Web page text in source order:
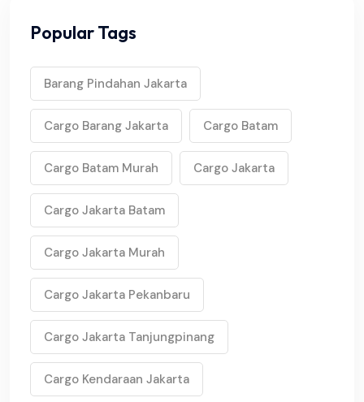
Popular Tags
Barang Pindahan Jakarta
Cargo Barang Jakarta Cargo Batam
Cargo Batam Murah Cargo Jakarta
Cargo Jakarta Batam
Cargo Jakarta Murah
Cargo Jakarta Pekanbaru
Cargo Jakarta Tanjungpinang
Cargo Kendaraan Jakarta